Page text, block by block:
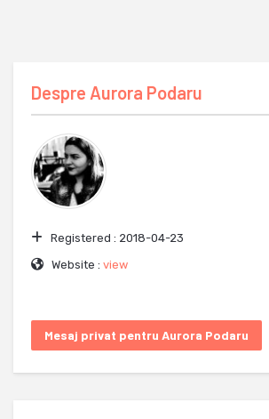
Despre Aurora Podaru
Registered : 2018-04-23
Website : view
Mesaj privat pentru Aurora Podaru